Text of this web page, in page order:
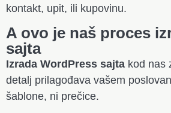
kontakt, upit, ili kupovinu.
A ovo je naš proces
sajta
Izrada WordPress sajta kod nas
detalj prilagođava vašem
šablone, ni prečice.